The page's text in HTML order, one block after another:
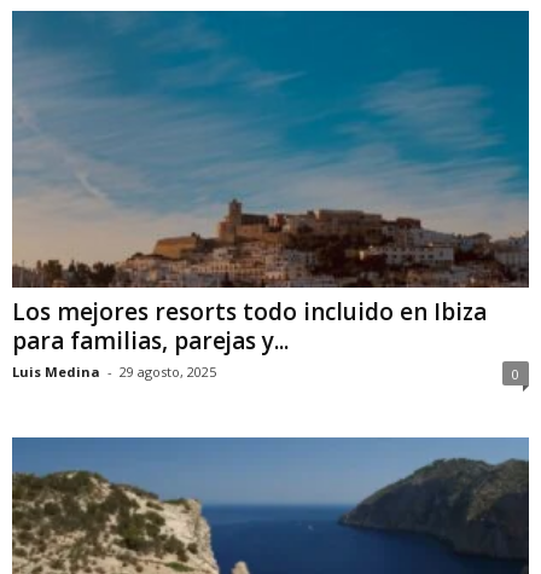
Los mejores resorts todo incluido en Ibiza
para familias, parejas y...
Luis Medina - 29 agosto, 2025 0